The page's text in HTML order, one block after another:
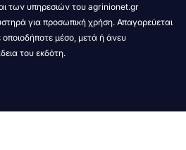
των υπηρεσιών του agrinionet.gr
για προσωπική χρήση. Απαγορεύεται
μέσο, μετά ή άνευ
του εκδότη.